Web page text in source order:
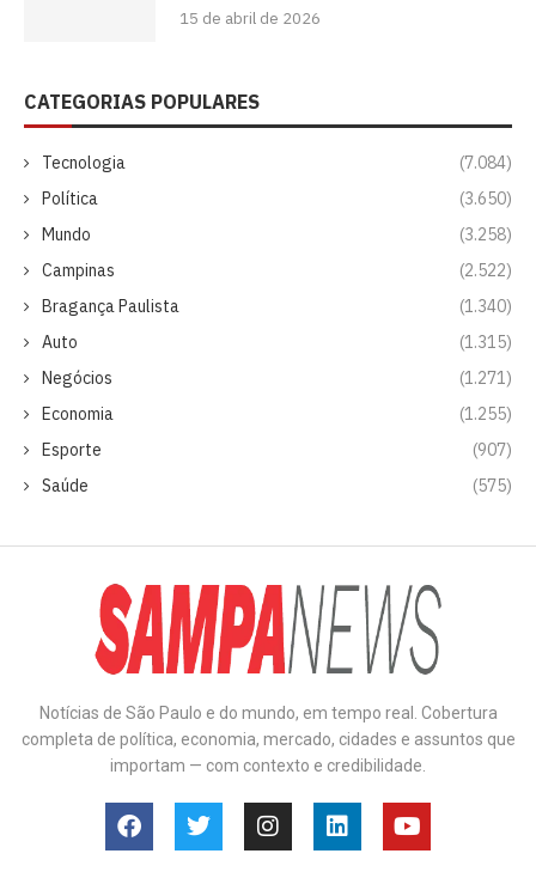
15 de abril de 2026
CATEGORIAS POPULARES
Tecnologia
(7.084)
Política
(3.650)
Mundo
(3.258)
Campinas
(2.522)
Bragança Paulista
(1.340)
Auto
(1.315)
Negócios
(1.271)
Economia
(1.255)
Esporte
(907)
Saúde
(575)
Notícias de São Paulo e do mundo, em tempo real. Cobertura
completa de política, economia, mercado, cidades e assuntos que
importam — com contexto e credibilidade.